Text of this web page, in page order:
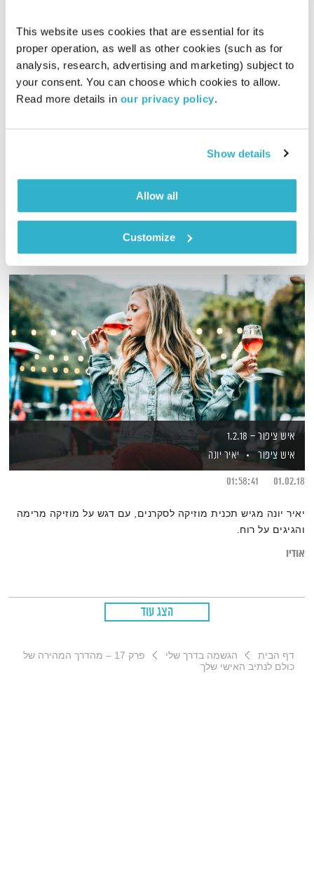
This website uses cookies that are essential for its
proper operation, as well as other cookies (such as for
analysis, research, advertising and marketing) subject to
your consent. You can choose which cookies to allow.
Read more details in our privacy policy.
Show details
Allow all
Customize
התבוננות שבועית – 6.11.19
התבוננות שבועית
ושמואל שאול
פסטיבל הקולנוע הרוחני, חוכמת בעלי החיים, דרמה בארמון
בתאילנד וגם התקף הלב שלא ידעתם שהיה לכם – התבוננות
איש ציפור – 1.2.18
איש ציפור
יאיר יונה
01.02.18
01:58:41
יאיר יונה מגיש תכנית מוזיקה לסקרנים, עם דגש על מוזיקה מרימה
והגיגים על רוח.
אודיו
הצג עוד
דף הבית הגשמה בדרך שלי
פרק 17 – מהדרך המהירה של
כולם לנתיב האישי שלך